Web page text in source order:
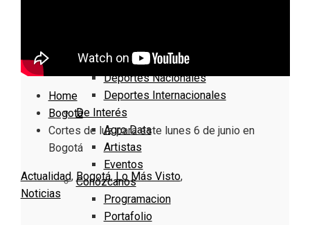
Deportes Locales
Deportes Nacionales
Deportes Internacionales
De Interés
Agro Data
Artistas
Eventos
Conózcanos
Programacion
Portafolio
Home
Bogotá
Cortes de luz para este lunes 6 de junio en
Bogotá
Actualidad, Bogotá, Lo Más Visto,
Noticias